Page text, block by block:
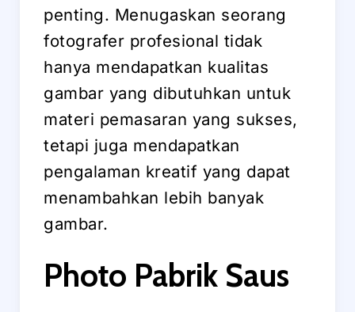
penting. Menugaskan seorang
fotografer profesional tidak
hanya mendapatkan kualitas
gambar yang dibutuhkan untuk
materi pemasaran yang sukses,
tetapi juga mendapatkan
pengalaman kreatif yang dapat
menambahkan lebih banyak
gambar.
Photo Pabrik Saus